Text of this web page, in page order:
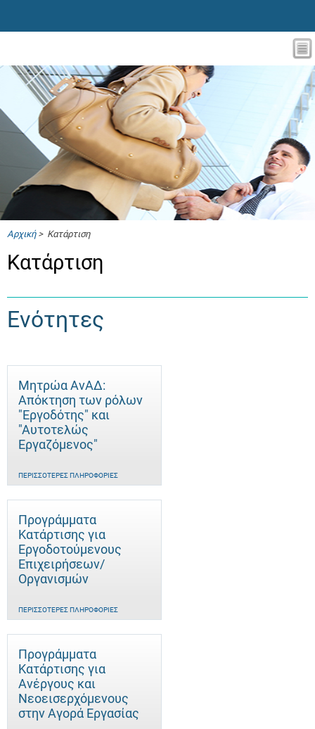
Αρχική> Κατάρτιση
Κατάρτιση
Ενότητες
Μητρώα ΑνΑΔ:
Απόκτηση των ρόλων
"Εργοδότης" και
"Αυτοτελώς
Eργαζόμενος"
ΠΕΡΙΣΣΌΤΕΡΕΣ ΠΛΗΡΟΦΟΡΊΕΣ
Προγράμματα
Κατάρτισης για
Εργοδοτούμενους
Επιχειρήσεων/
Οργανισμών
ΠΕΡΙΣΣΌΤΕΡΕΣ ΠΛΗΡΟΦΟΡΊΕΣ
Προγράμματα
Κατάρτισης για
Ανέργους και
Νεοεισερχόμενους
στην Αγορά Εργασίας